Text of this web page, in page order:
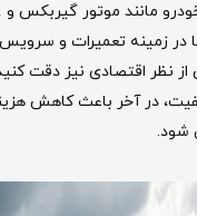
مانند موتور گیربکس
در زمینه تعمیرات و سرویس
از نظر اقتصادی نیز دقت
در آخر باعث کاهش
شود.